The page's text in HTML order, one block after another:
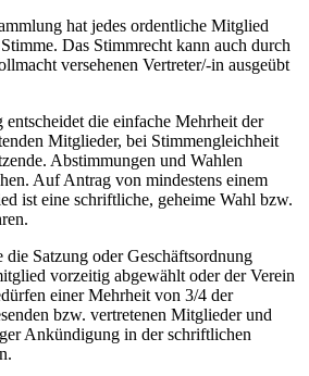
hat jedes ordentliche Mitglied
Das Stimmrecht kann auch durch
versehenen Vertreter/-in ausgeübt
entscheidet die einfache Mehrheit der
Mitglieder, bei Stimmengleichheit
Abstimmungen und Wahlen
Auf Antrag von mindestens einem
ist eine schriftliche, geheime Wahl bzw.
die Satzung oder Geschäftsordnung
vorzeitig abgewählt oder der Verein
einer Mehrheit von 3/4 der
bzw. vertretenen Mitglieder und
Ankündigung in der schriftlichen